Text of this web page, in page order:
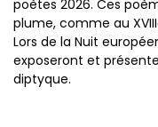
poètes 2026. Ces
plume, comme au
Lors de la Nuit
exposeront et
diptyque.